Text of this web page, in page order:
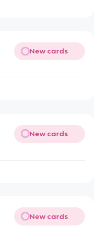
New cards
New cards
New cards